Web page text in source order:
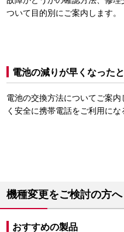
ついて目的別にご案内します。
電池の減りが早くなった
電池の交換方法についてご案
く安全に携帯電話をご利用にな
機種変更をご検討の方へ
おすすめの製品